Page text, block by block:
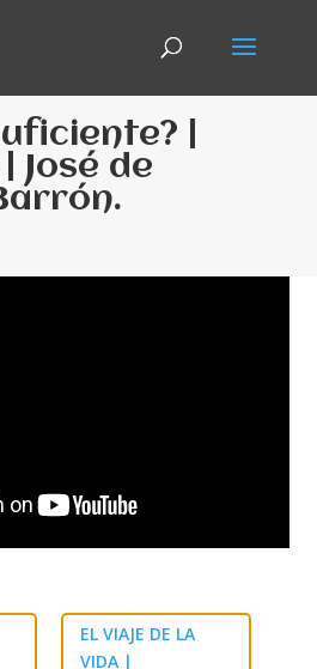
|
José de
EL VIAJE DE LA
VIDA |